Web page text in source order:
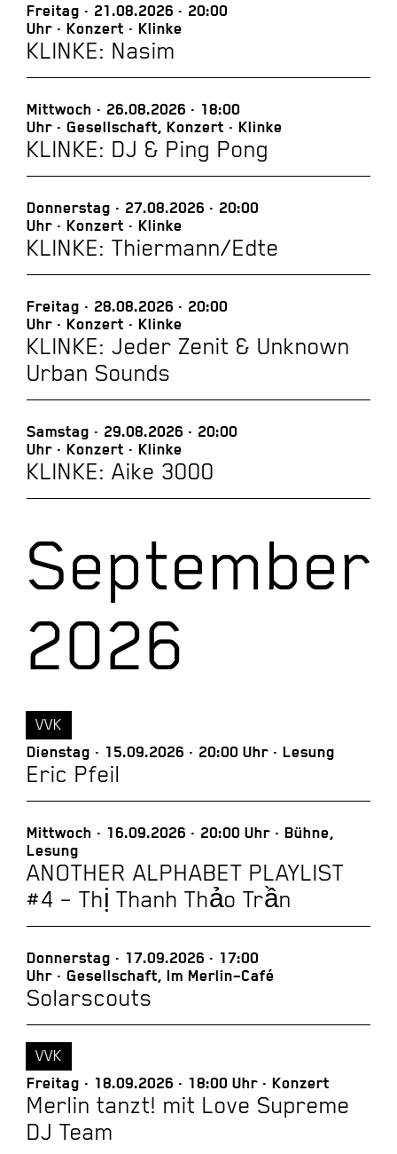
Freitag 21.08.2026
20:00
Uhr
Konzert Klinke
KLINKE: Nasim
Mittwoch 26.08.2026
18:00
Uhr
Gesellschaft, Konzert Klinke
KLINKE: DJ & Ping Pong
Donnerstag 27.08.2026
20:00
Uhr
Konzert Klinke
KLINKE: Thiermann/Edte
Freitag 28.08.2026
20:00
Uhr
Konzert Klinke
KLINKE: Jeder Zenit & Unknown
Urban Sounds
Samstag 29.08.2026
20:00
Uhr
Konzert Klinke
KLINKE: Aike 3000
September
2026
Dienstag 15.09.2026 20:00 Uhr Lesung
Eric Pfeil
VVK
Mittwoch 16.09.2026 20:00 Uhr
Bühne,
Lesung
ANOTHER ALPHABET PLAYLIST
#4 – Thị Thanh Thảo Trần
Donnerstag 17.09.2026
17:00
Uhr
Gesellschaft, Im Merlin–Café
Solarscouts
Freitag 18.09.2026 18:00 Uhr Konzert
Merlin tanzt! mit Love Supreme
DJ Team
VVK